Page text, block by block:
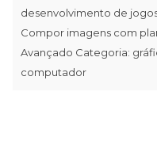
desenvolvimento de
Compor imagens com
Avançado Categoria:
computador